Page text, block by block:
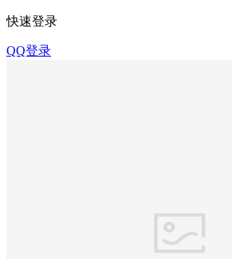
快速登录
QQ登录